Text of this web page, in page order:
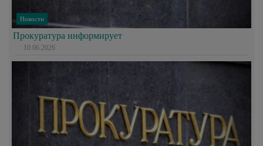
Новости
Прокуратура информирует
10.06.2026